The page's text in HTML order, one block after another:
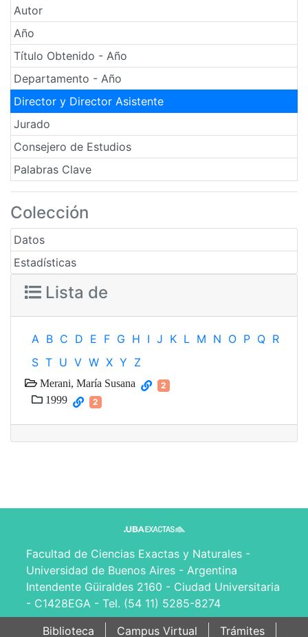
Autor
Año
Título Obtenido - Año
Departamento - Año
Director y Director Asistente
Jurado
Consejero de Estudios
Palabras Clave
Colección
Datos
Estadísticas
Lista de
A B C D E F G H I J K L M N O P Q R
S T U V W X Y Z
Merani, María Susana 2
1999 2
Facultad de Ciencias Exactas y Naturales -
Universidad de Buenos Aires - Argentina
Intendente Güiraldes 2160 - Ciudad Universitaria
- C1428EGA - Tel. (54 11) 5285-8274
Biblioteca
Campus Virtual Trámites